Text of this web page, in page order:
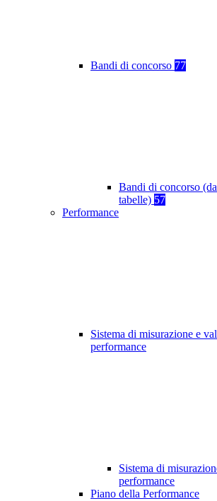
Bandi di concorso 77
Bandi di concorso
tabelle) 57
Performance
Sistema di misurazione e
performance
Sistema di
performance
Piano della Performance